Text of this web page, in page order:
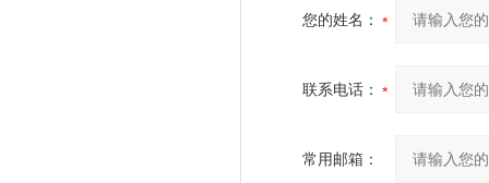
您的姓名：
联系电话：
常用邮箱：